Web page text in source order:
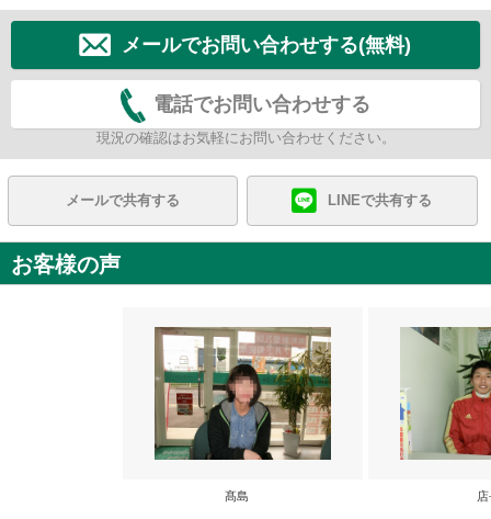
メールでお問い合わせする(無料)
電話でお問い合わせする
現況の確認はお気軽にお問い合わせください。
メールで共有する LINEで共有する
お客様の声
髙島 店